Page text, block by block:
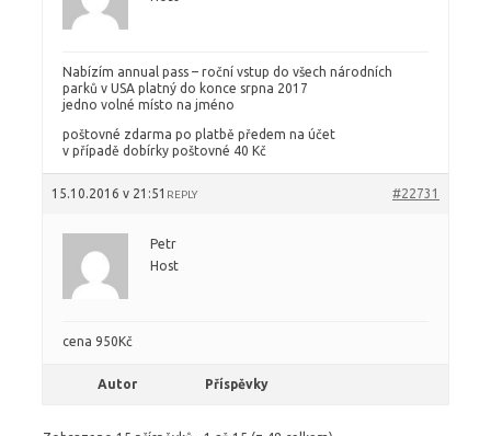
Nabízím annual pass – roční vstup do všech národních
parků v USA platný do konce srpna 2017
jedno volné místo na jméno
poštovné zdarma po platbě předem na účet
v případě dobírky poštovné 40 Kč
15.10.2016 v 21:51 #22731
REPLY
Petr
Host
cena 950Kč
Autor Příspěvky